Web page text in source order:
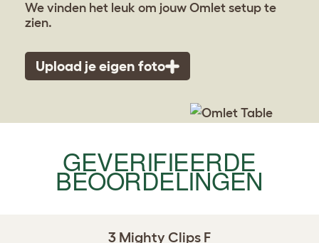
We vinden het leuk om jouw Omlet setup te
zien.
Upload je eigen foto
GEVERIFIEERDE
BEOORDELINGEN
3 Mighty Clips F